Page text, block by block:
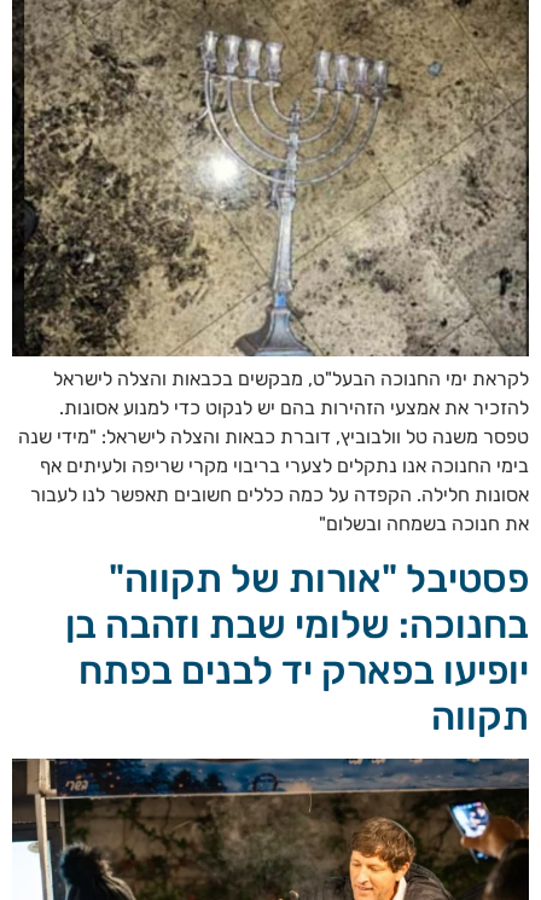
לקראת ימי החנוכה הבעל"ט, מבקשים בכבאות והצלה לישראל
להזכיר את אמצעי הזהירות בהם יש לנקוט כדי למנוע אסונות.
טפסר משנה טל וולבוביץ, דוברת כבאות והצלה לישראל: "מידי שנה
בימי החנוכה אנו נתקלים לצערי בריבוי מקרי שריפה ולעיתים אף
אסונות חלילה. הקפדה על כמה כללים חשובים תאפשר לנו לעבור
את חנוכה בשמחה ובשלום"
פסטיבל "אורות של תקווה"
בחנוכה: שלומי שבת וזהבה בן
יופיעו בפארק יד לבנים בפתח
תקווה